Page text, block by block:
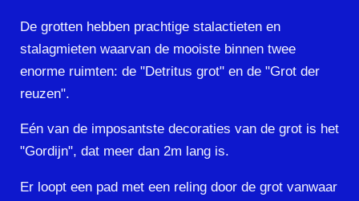
De grotten hebben prachtige stalactieten en
stalagmieten waarvan de mooiste binnen twee
enorme ruimten: de "Detritus grot" en de "Grot der
reuzen".
Eén van de imposantste decoraties van de grot is het
"Gordijn", dat meer dan 2m lang is.
Er loopt een pad met een reling door de grot vanwaar